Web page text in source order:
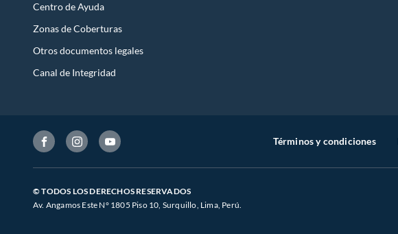
Centro de Ayuda
Zonas de Coberturas
Otros documentos legales
Canal de Integridad
Términos y condiciones
© TODOS LOS DERECHOS RESERVADOS
Av. Angamos Este N° 1805 Piso 10, Surquillo, Lima, Perú.